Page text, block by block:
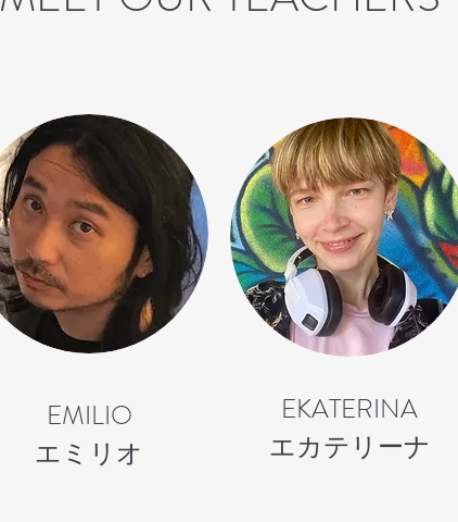
EMILIO
​エミリオ
EKATERINA
​エカテリーナ